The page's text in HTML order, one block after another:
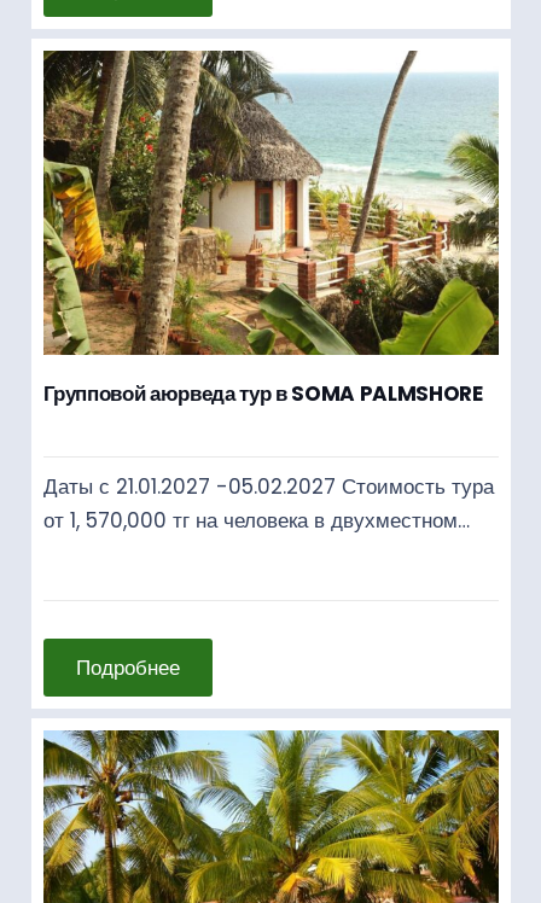
Групповой аюрведа тур в SOMA PALMSHORE
Даты с 21.01.2027 -05.02.2027 Стоимость тура
от 1, 570,000 тг на человека в двухместном…
Подробнее